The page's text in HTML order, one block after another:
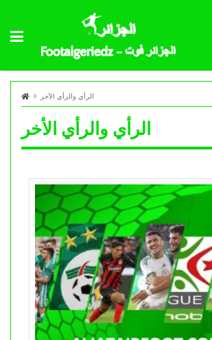
الرأي والرأي الأخر
الرأي والرأي الأخر